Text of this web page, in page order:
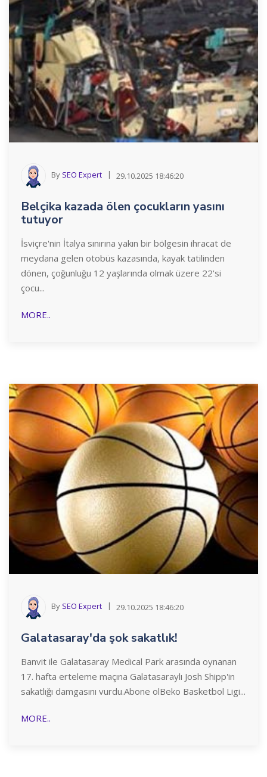
By SEO Expert 29.10.2025 18:46:20
Belçika kazada ölen çocukların yasını
tutuyor
İsviçre'nin İtalya sınırına yakın bir bölgesin ihracat de
meydana gelen otobüs kazasında, kayak tatilinden
dönen, çoğunluğu 12 yaşlarında olmak üzere 22'si
çocu...
MORE..
By SEO Expert 29.10.2025 18:46:20
Galatasaray'da şok sakatlık!
Banvit ile Galatasaray Medical Park arasında oynanan
17. hafta erteleme maçına Galatasaraylı Josh Shipp'in
sakatlığı damgasını vurdu.Abone olBeko Basketbol Ligi...
MORE..